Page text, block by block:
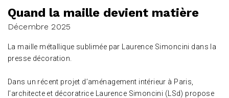
Quand la maille devient matière
Décembre 2025
La maille métallique sublimée par Laurence Simoncini dans la
presse décoration.
Dans un récent projet d’aménagement intérieur à Paris,
l’architecte et décoratrice Laurence Simoncini (LSd) propose